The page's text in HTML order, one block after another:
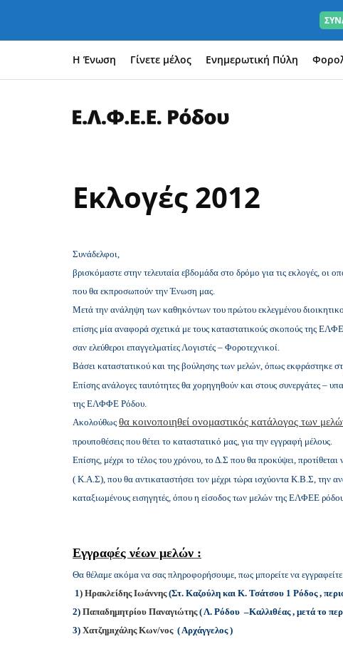
Η Ένωση Γίνετε μέλος Ενημερωτική Πύλη
Εκλογές 2012
Συνάδελφοι,
βρισκόμαστε στην τελευταία εβδομάδα στο δρόμο για τις εκλογές, οι
που θα εκπροσωπούν την Ένωση μας.
Μετά την ανάληψη των καθηκόντων του πρώτου εκλεγμένου
επίσης μία αναφορά σχετικά με τους καταστατικούς σκοπούς της
σαν ελεύθεροι επαγγελματίες Λογιστές – Φοροτεχνικοί.
Βάσει καταστατικού και της βούλησης των μελών, όπως εκφράστηκε
Επίσης ανάλογες ταυτότητες θα χορηγηθούν και στους συνεργάτες –
της ΕΛΦΦΕ Ρόδου.
Ακολούθως θα κοινοποιηθεί ονομαστικός κατάλογος των
προυποθέσεις που θέτει το καταστατικό μας, για την εγγραφή μέλους.
Επίσης, μέχρι το τέλος του χρόνου, το Δ.Σ που θα προκύψει, προτίθεται
( Κ.Α.Σ), που θα αντικαταστήσει τον μέχρι τώρα ισχύοντα Κ.Β.Σ, την
καταξιωμένους εισηγητές, όπου η είσοδος των μελών της ΕΛΦΕΕ
Εγγραφές νέων μελών :
Θα θέλαμε ακόμα να σας πληροφορήσουμε, πως μπορείτε να
1) Ηρακλείδης Ιωάννης(Στ. Καζούλη και Κ. Τσάτσου 1 Ρόδος ,
2) Παπαδημητρίου Παναγιώτης( Λ. Ρόδου –Καλλιθέας , μετά το
3) Χατζημιχάλης Κων/νος( Αρχάγγελος )